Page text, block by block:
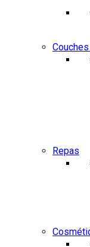
Repas